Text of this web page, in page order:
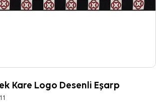
Kare Logo Desenli Eşarp